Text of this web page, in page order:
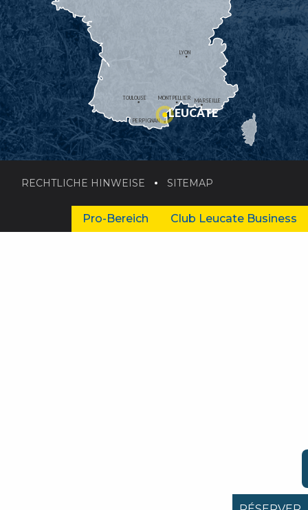
MONTPELLIER
PERPIGNAN
MARSEILLE
TOULOUSE
LYON
LEUCATE
RECHTLICHE HINWEISE SITEMAP
Pro-Bereich Club Leucate Business